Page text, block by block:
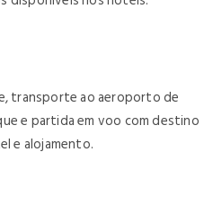
transporte ao aeroporto de
e partida em voo com destino
e alojamento.